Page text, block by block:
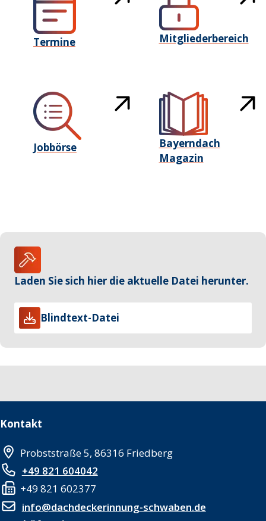
Termine Mitgliederbereich
Jobbörse
Bayerndach
Magazin
Laden Sie sich hier die aktuelle Datei herunter.
Blindtext-Datei
Kontakt
Probststraße 5, 86316 Friedberg
+49 821 604042
+49 821 602377
info@dachdeckerinnung-schwaben.de